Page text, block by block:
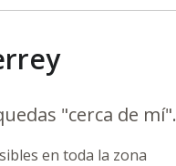
"cerca de mí".
en toda la zona